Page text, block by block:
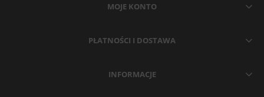
MOJE KONTO
PŁATNOŚCI I DOSTAWA
INFORMACJE